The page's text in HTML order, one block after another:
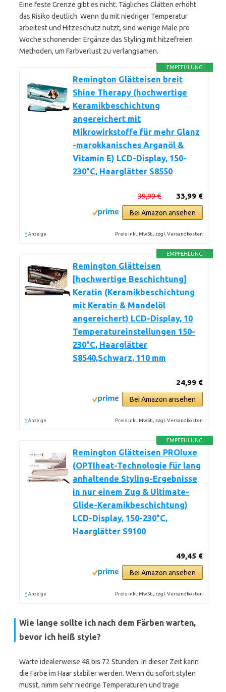
Eine feste Grenze gibt es nicht. Tägliches Glätten erhöht
das Risiko deutlich. Wenn du mit niedriger Temperatur
arbeitest und Hitzeschutz nutzt, sind wenige Male pro
Woche schonender. Ergänze das Styling mit hitzefreien
Methoden, um Farbverlust zu verlangsamen.
EMPFEHLUNG
Remington Glätteisen breit
Shine Therapy (hochwertige
Keramikbeschichtung
angereichert mit
Mikrowirkstoffe für mehr Glanz
-marokkanisches Arganöl &
Vitamin E) LCD-Display, 150-
230°C, Haarglätter S8550
33,99 €
39,99 €
Bei Amazon ansehen
* Anzeige Preis inkl. MwSt., zzgl. Versandkosten
EMPFEHLUNG
Remington Glätteisen
[hochwertige Beschichtung]
Keratin (Keramikbeschichtung
mit Keratin & Mandelöl
angereichert) LCD-Display, 10
Temperatureinstellungen 150-
230°C, Haarglätter
S8540,Schwarz, 110 mm
24,99 €
Bei Amazon ansehen
* Anzeige Preis inkl. MwSt., zzgl. Versandkosten
EMPFEHLUNG
Remington Glätteisen PROluxe
(OPTIheat-Technologie für lang
anhaltende Styling-Ergebnisse
in nur einem Zug & Ultimate-
Glide-Keramikbeschichtung)
LCD-Display, 150-230°C,
Haarglätter S9100
49,45 €
Bei Amazon ansehen
* Anzeige Preis inkl. MwSt., zzgl. Versandkosten
Wie lange sollte ich nach dem Färben warten,
bevor ich heiß style?
Warte idealerweise 48 bis 72 Stunden. In dieser Zeit kann
die Farbe im Haar stabiler werden. Wenn du sofort stylen
musst, nimm sehr niedrige Temperaturen und trage